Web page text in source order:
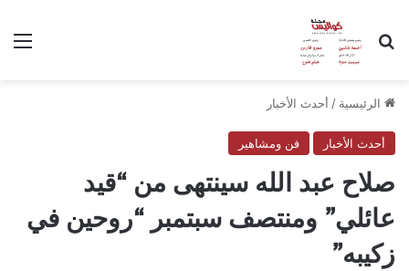
بحث عن
الرئيسية / أحدث الأخبار
أحدث الأخبار فن ومشاهير
صلاح عبد الله سينتهى من “قيد
عائلي” ومنتصف سبتمبر “روحين في
زكيبه”